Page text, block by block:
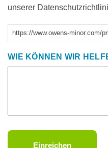
unserer
https://www.owens-minor.com/
WIE KÖNNEN WIR